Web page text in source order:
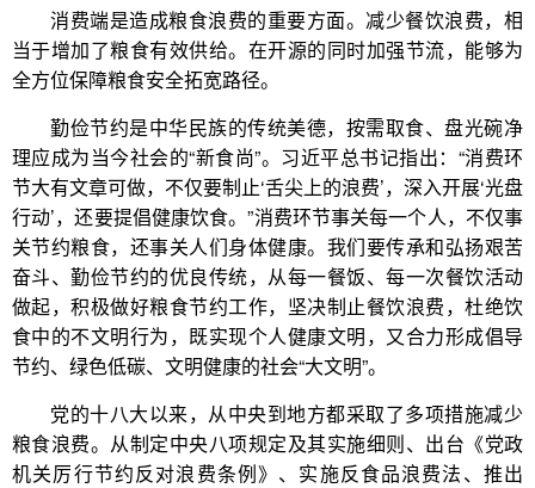
消费端是造成粮食浪费的重要方面。减少餐饮浪费，相
当于增加了粮食有效供给。在开源的同时加强节流，能够为
全方位保障粮食安全拓宽路径。
勤俭节约是中华民族的传统美德，按需取食、盘光碗净
理应成为当今社会的“新食尚”。习近平总书记指出：“消费环
节大有文章可做，不仅要制止‘舌尖上的浪费’，深入开展‘光盘
行动’，还要提倡健康饮食。”消费环节事关每一个人，不仅事
关节约粮食，还事关人们身体健康。我们要传承和弘扬艰苦
奋斗、勤俭节约的优良传统，从每一餐饭、每一次餐饮活动
做起，积极做好粮食节约工作，坚决制止餐饮浪费，杜绝饮
食中的不文明行为，既实现个人健康文明，又合力形成倡导
节约、绿色低碳、文明健康的社会“大文明”。
党的十八大以来，从中央到地方都采取了多项措施减少
粮食浪费。从制定中央八项规定及其实施细则、出台《党政
机关厉行节约反对浪费条例》、实施反食品浪费法、推出